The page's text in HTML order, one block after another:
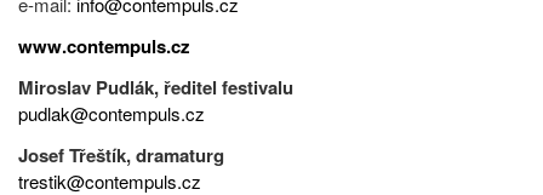
www.contempuls.cz
Miroslav Pudlák, ředitel festivalu
pudlak@contempuls.cz
Josef Třeštík, dramaturg
trestik@contempuls.cz